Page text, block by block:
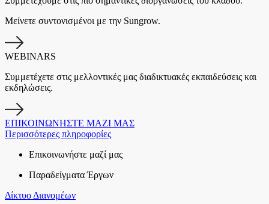
Μείνετε συντονισμένοι με την Sungrow.
WEBINARS
Συμμετέχετε στις μελλοντικές μας διαδικτυακές εκπαιδεύσεις και
εκδηλώσεις.
ΕΠΙΚΟΙΝΩΝΗΣΤΕ ΜΑΖΙ ΜΑΣ
Περισσότερες πληροφορίες
Επικοινωνήστε μαζί μας
Παραδείγματα Έργων
Δίκτυο Διανομέων